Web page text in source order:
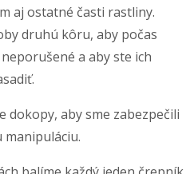
aj ostatné časti rastliny.
druhú kôru, aby počas
a aby ste ich
dokopy, aby sme zabezpečili
manipuláciu.